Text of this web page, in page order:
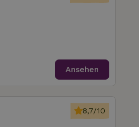
Ansehen
8,7/10